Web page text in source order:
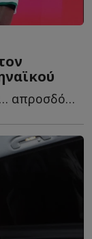
Τώρα που έκατσε η σκόνη από την… απροσδόκητη προσθήκη τ...